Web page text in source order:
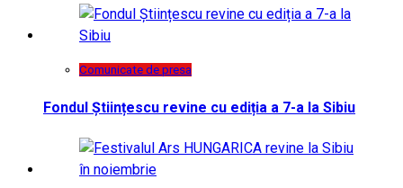
Comunicate de presa
Fondul Științescu revine cu ediția a 7-a la Sibiu